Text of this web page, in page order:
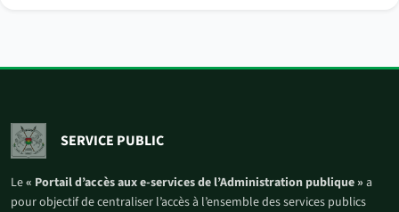
SERVICE PUBLIC
Le« Portail d’accès aux e-services de l’Administration publique » a
pour objectif de centraliser l’accès à l’ensemble des services publics